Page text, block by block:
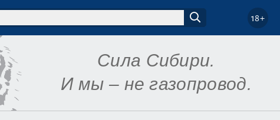
18+
Сила Сибири.
И мы – не газопровод.